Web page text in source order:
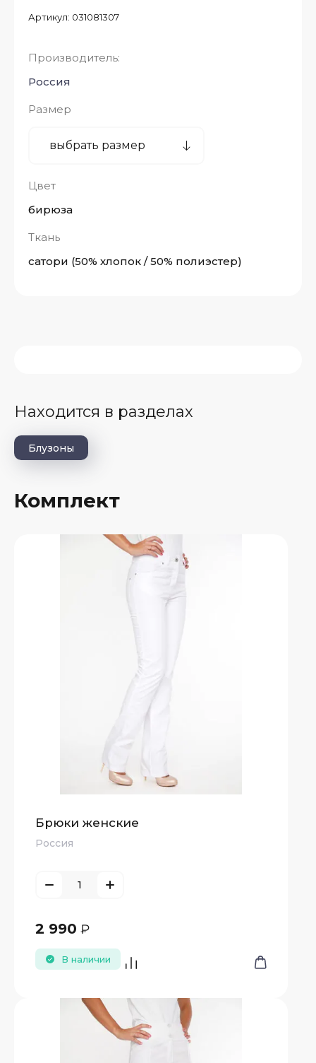
Артикул: 031081307
Производитель:
Россия
Размер
Цвет
бирюза
Ткань
сатори (50% хлопок / 50% полиэстер)
Находится в разделах
Блузоны
Комплект
Брюки женские
Россия
2 990 ₽
В наличии